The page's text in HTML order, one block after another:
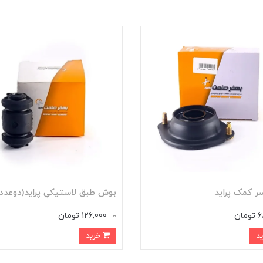
کمک پرايد بوش طبق لاستيکي
0
126,000 تومان
خرید